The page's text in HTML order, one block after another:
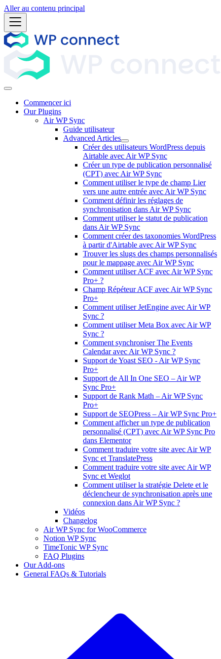
Aller au contenu principal
Commencer ici
Our Plugins
Air WP Sync
Guide utilisateur
Advanced Articles
Créer des utilisateurs WordPress depuis
Airtable avec Air WP Sync
Créer un type de publication personnalisé
(CPT) avec Air WP Sync
Comment utiliser le type de champ Lier
vers une autre entrée avec Air WP Sync
Comment définir les réglages de
synchronisation dans Air WP Sync
Comment utiliser le statut de publication
dans Air WP Sync
Comment créer des taxonomies WordPress
à partir d'Airtable avec Air WP Sync
Trouver les slugs des champs personnalisés
pour le mappage avec Air WP Sync
Comment utiliser ACF avec Air WP Sync
Pro+ ?
Champ Répéteur ACF avec Air WP Sync
Pro+
Comment utiliser JetEngine avec Air WP
Sync ?
Comment utiliser Meta Box avec Air WP
Sync ?
Comment synchroniser The Events
Calendar avec Air WP Sync ?
Support de Yoast SEO - Air WP Sync
Pro+
Support de All In One SEO – Air WP
Sync Pro+
Support de Rank Math – Air WP Sync
Pro+
Support de SEOPress – Air WP Sync Pro+
Comment afficher un type de publication
personnalisé (CPT) avec Air WP Sync Pro
dans Elementor
Comment traduire votre site avec Air WP
Sync et TranslatePress
Comment traduire votre site avec Air WP
Sync et Weglot
Comment utiliser la stratégie Delete et le
déclencheur de synchronisation après une
connexion dans Air WP Sync ?
Vidéos
Changelog
Air WP Sync for WooCommerce
Notion WP Sync
TimeTonic WP Sync
FAQ Plugins
Our Add-ons
General FAQs & Tutorials